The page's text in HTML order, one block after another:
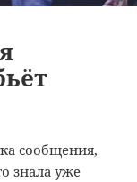
сообщения,
знала уже